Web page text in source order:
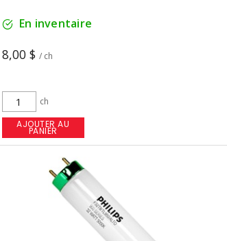
En inventaire
8,00 $ / ch
ch
AJOUTER AU
PANIER